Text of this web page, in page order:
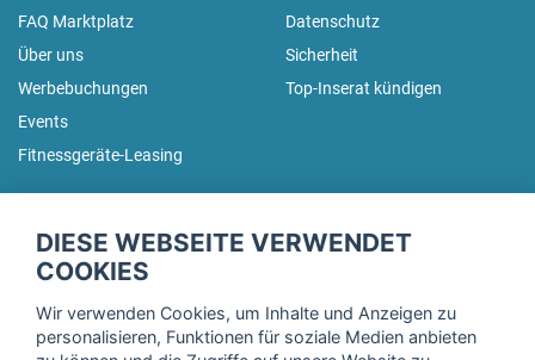
FAQ Marktplatz
Über uns
Werbebuchungen
Events
Fitnessgeräte-Leasing
Datenschutz
Sicherheit
Top-Inserat kündigen
Trage dich hier für unseren Newsletter ein und erhalte regelmäßig
DIESE WEBSEITE VERWENDET
COOKIES
Wir verwenden Cookies, um Inhalte und Anzeigen zu
personalisieren, Funktionen für soziale Medien anbieten